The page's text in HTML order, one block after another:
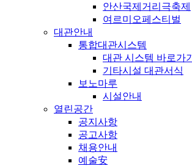
안산국제거리극축제
여르미오페스티벌
대관안내
통합대관시스템
대관 시스템 바로가기
기타시설 대관서식
보노마루
시설안내
열린공간
공지사항
공고사항
채용안내
예술安